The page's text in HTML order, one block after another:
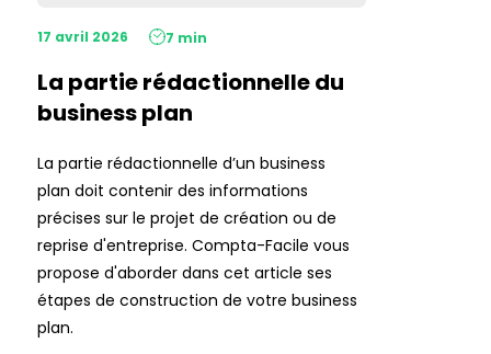
17 avril 2026 7 min
La partie rédactionnelle du
business plan
La partie rédactionnelle d’un business
plan doit contenir des informations
précises sur le projet de création ou de
reprise d'entreprise. Compta-Facile vous
propose d'aborder dans cet article ses
étapes de construction de votre business
plan.